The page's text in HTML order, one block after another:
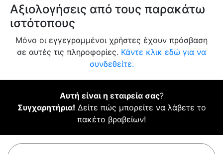
Αξιολογήσεις από τους παρακάτω
ιστότοπους
Μόνο οι εγγεγραμμένοι χρήστες έχουν πρόσβαση
σε αυτές τις πληροφορίες. Κάντε κλικ εδώ για να
συνδεθείτε.
Αυτή είναι η εταιρεία σας?
Συγχαρητήρια! Δείτε πώς μπορείτε να λάβετε το
πακέτο βραβείων!